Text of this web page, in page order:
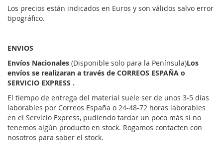
Los precios están indicados en Euros y son válidos salvo error
tipográfico.
ENVIOS
Envíos Nacionales (Disponible solo para la Península)Los
envíos se realizaran a través de CORREOS ESPAÑA o
SERVICIO EXPRESS .
El tiempo de entrega del material suele ser de unos 3-5 días
laborables por Correos España o 24-48-72 horas laborables
en el Servicio Express, pudiendo tardar un poco más si no
tenemos algún producto en stock. Rogamos contacten con
nosotros para saber el stock.